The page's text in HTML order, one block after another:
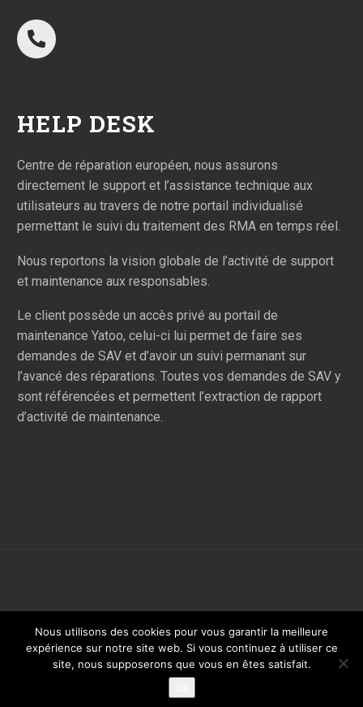
HELP DESK
Centre de réparation européen, nous assurons
directement le support et l’assistance technique aux
utilisateurs au travers de notre portail individualisé
permettant le suivi du traitement des RMA en temps réel.
Nous reportons la vision globale de l’activité de support
et maintenance aux responsables.
Le client possède un accès privé au portail de
maintenance Yatoo, celui-ci lui permet de faire ses
demandes de SAV et d’avoir un suivi permanant sur
l’avancé des réparations. Toutes vos demandes de SAV y
sont référencées et permettent l’extraction de rapport
d’activité de maintenance.
2018 © Yatoo - Tous droits réservés - Mentions légales
Nous utilisons des cookies pour vous garantir la meilleure
expérience sur notre site web. Si vous continuez à utiliser ce
site, nous supposerons que vous en êtes satisfait.